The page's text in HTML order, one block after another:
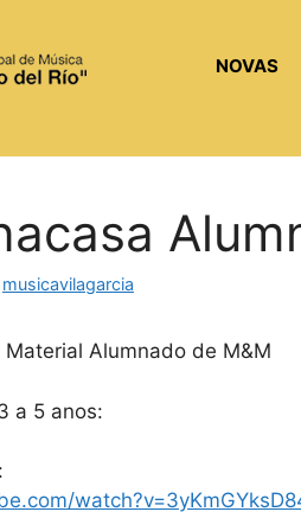
NOVAS
musicavilagarcia
Material Alumnado de M&M
a 5 anos: